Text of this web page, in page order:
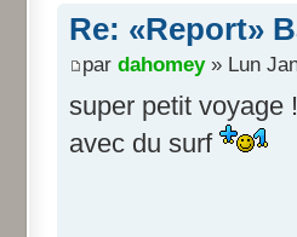
Re: «Report»
par dahomey» Lun
super petit voyage
avec du surf